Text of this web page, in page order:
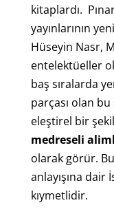
kitaplardı.
yayınlarının
Hüseyin Nasr,
entelektüeller
baş sıralarda
parçası olan
eleştirel bir
medreseli
olarak görür.
anlayışına dair
kıymetlidir.